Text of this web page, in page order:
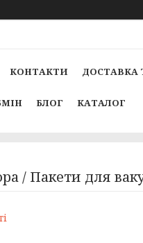
КОНТАКТИ ДОСТАВКА
БЛОГ КАТАЛОГ
/ Пакети для